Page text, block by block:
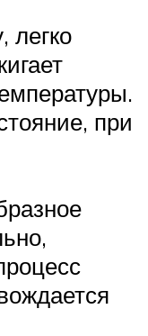
легко
при